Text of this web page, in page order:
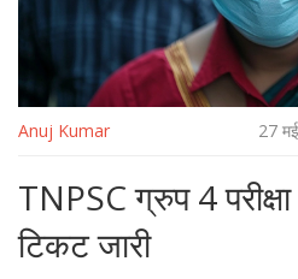
Anuj Kumar 27
TNPSC ग्रुप 4
टिकट जारी